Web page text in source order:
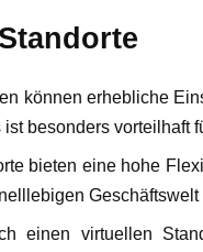
können erhebliche
besonders vorteilhaft
bieten eine hohe
einen virtuellen